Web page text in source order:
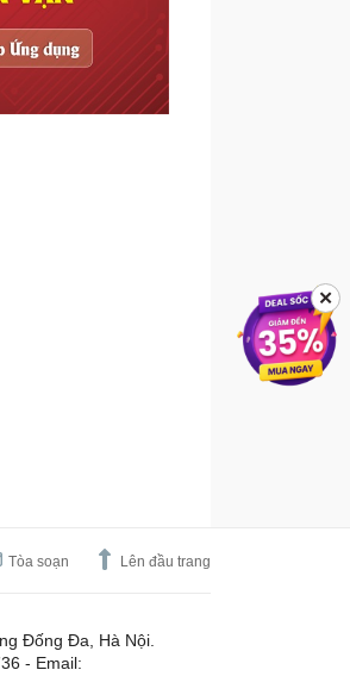
Tòa soạn Lên đầu trang
Đống Đa, Hà Nội.
- Email:
✕